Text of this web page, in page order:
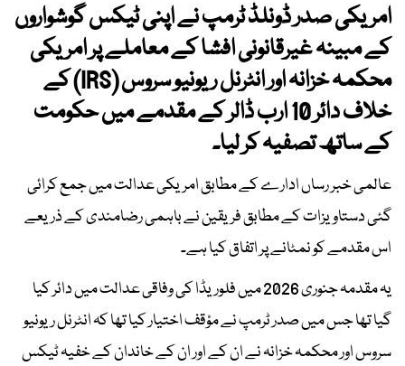
امریکی صدر ڈونلڈ ٹرمپ نے اپنی ٹیکس گوشواروں
کے مبینہ غیرقانونی افشا کے معاملے پر امریکی
محکمہ خزانہ اور انٹرنل ریونیو سروس (IRS) کے
خلاف دائر 10 ارب ڈالر کے مقدمے میں حکومت
کے ساتھ تصفیہ کر لیا۔
عالمی خبر رساں ادارے کے مطابق امریکی عدالت میں جمع کرائی
گئی دستاویزات کے مطابق فریقین نے باہمی رضامندی کے ذریعے
اس مقدمے کو نمٹانے پر اتفاق کیا ہے۔
یہ مقدمہ جنوری 2026 میں فلوریڈا کی وفاقی عدالت میں دائر کیا
گیا تھا جس میں صدر ٹرمپ نے مؤقف اختیار کیا تھا کہ انٹرنل ریونیو
سروس اور محکمہ خزانہ نے ان کے اور ان کے خاندان کے خفیہ ٹیکس